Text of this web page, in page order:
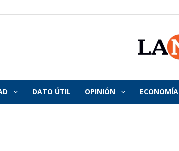
DATO ÚTIL OPINIÓN ECONOMÍA